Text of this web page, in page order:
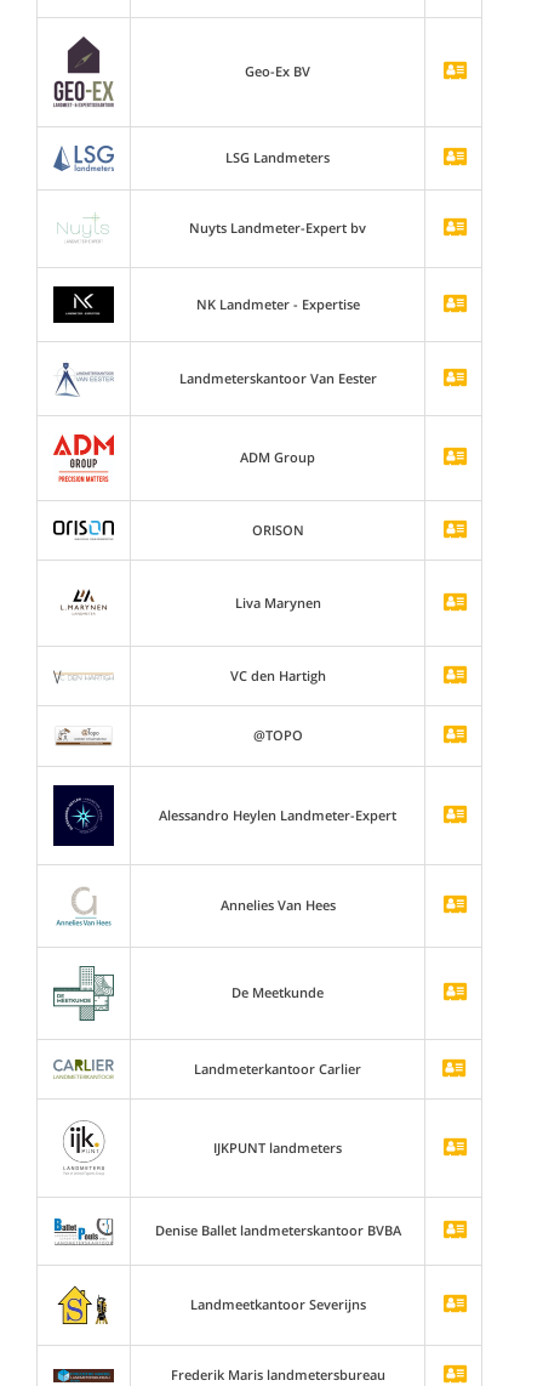
Geo-Ex BV
LSG Landmeters
Nuyts Landmeter-Expert bv
NK Landmeter - Expertise
Landmeterskantoor Van Eester
ADM Group
ORISON
Liva Marynen
VC den Hartigh
@TOPO
Alessandro Heylen Landmeter-Expert
Annelies Van Hees
De Meetkunde
Landmeterkantoor Carlier
IJKPUNT landmeters
Denise Ballet landmeterskantoor BVBA
Landmeetkantoor Severijns
Frederik Maris landmetersbureau